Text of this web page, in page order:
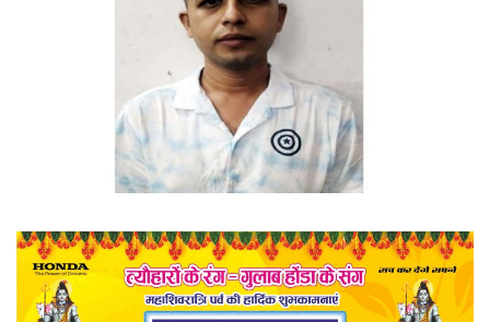
राजनीति
मनोरंजन